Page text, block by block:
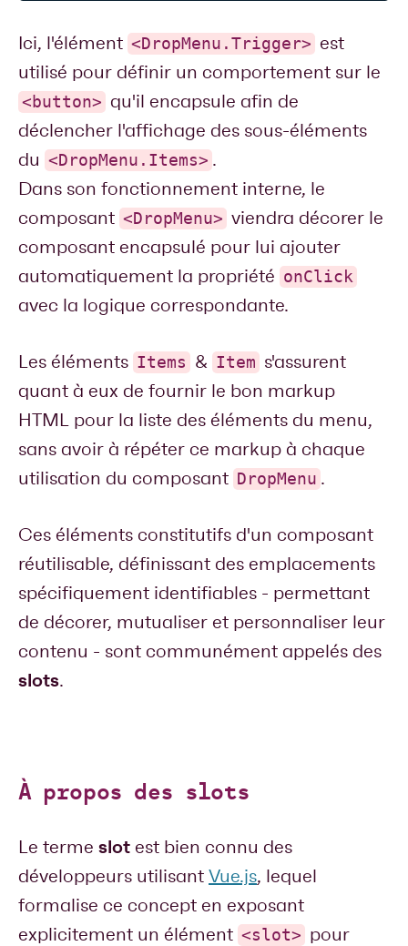
Ici, l'élément <DropMenu.Trigger> est
utilisé pour définir un comportement sur le
<button> qu'il encapsule afin de
déclencher l'affichage des sous-éléments
du <DropMenu.Items> .
Dans son fonctionnement interne, le
composant <DropMenu> viendra décorer le
composant encapsulé pour lui ajouter
automatiquement la propriété onClick
avec la logique correspondante.
Les éléments Items & Item s'assurent
quant à eux de fournir le bon markup
HTML pour la liste des éléments du menu,
sans avoir à répéter ce markup à chaque
utilisation du composant DropMenu .
Ces éléments constitutifs d'un composant
réutilisable, définissant des emplacements
spécifiquement identifiables - permettant
de décorer, mutualiser et personnaliser leur
contenu - sont communément appelés des
slots.
À propos des slots
Le terme slot est bien connu des
développeurs utilisant Vue.js, lequel
formalise ce concept en exposant
explicitement un élément <slot> pour